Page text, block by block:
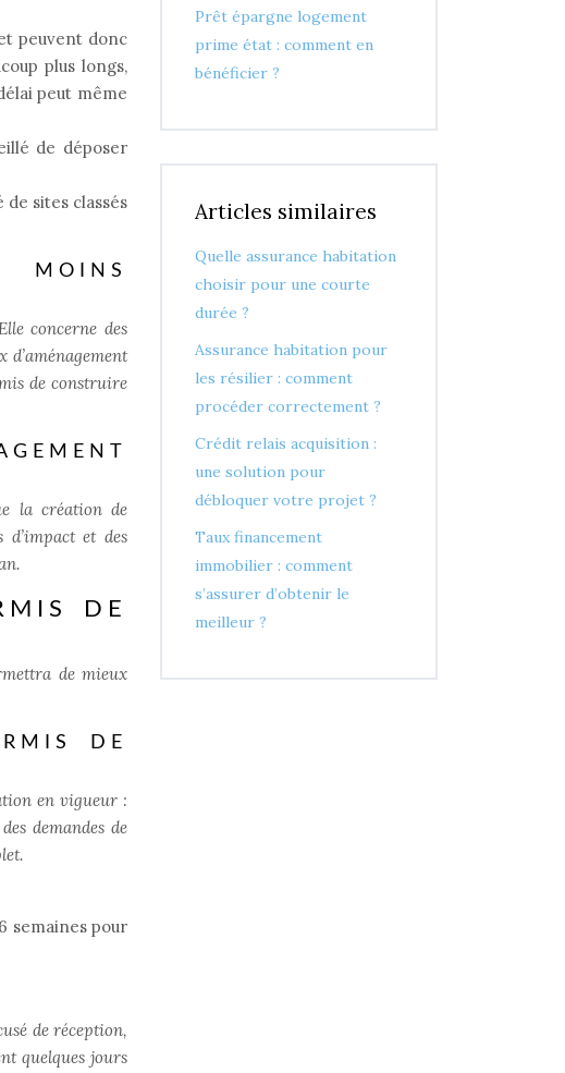
peuvent donc
plus longs,
peut même
de déposer
sites classés
MOINS
concerne des
de construire
la création de
d’impact et des
DE
de mieux
DE
en vigueur :
demandes de
semaines pour
de réception,
quelques jours
Prêt épargne logement
prime état : comment en
bénéficier ?
Articles similaires
Quelle assurance habitation
choisir pour une courte
durée ?
Assurance habitation pour
les résilier : comment
procéder correctement ?
Crédit relais acquisition :
une solution pour
débloquer votre projet ?
Taux financement
immobilier : comment
s’assurer d’obtenir le
meilleur ?